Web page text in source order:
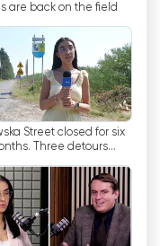
西亚媒体格局中
其周边地区的最新
地舆论领袖、社区
针对西里西亚地区
领域的重要一
看服务。该电视台
有趣和贴近居民的
are back on the field
Street closed for six
Three detours